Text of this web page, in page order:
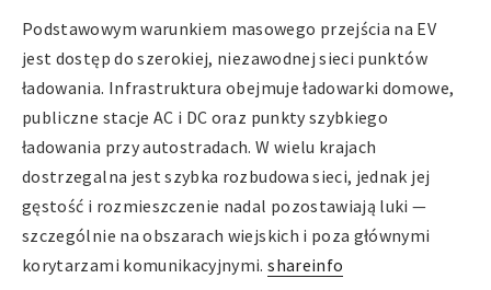
Podstawowym warunkiem masowego przejścia na EV
jest dostęp do szerokiej, niezawodnej sieci punktów
ładowania. Infrastruktura obejmuje ładowarki domowe,
publiczne stacje AC i DC oraz punkty szybkiego
ładowania przy autostradach. W wielu krajach
dostrzegalna jest szybka rozbudowa sieci, jednak jej
gęstość i rozmieszczenie nadal pozostawiają luki —
szczególnie na obszarach wiejskich i poza głównymi
korytarzami komunikacyjnymi.shareinfo